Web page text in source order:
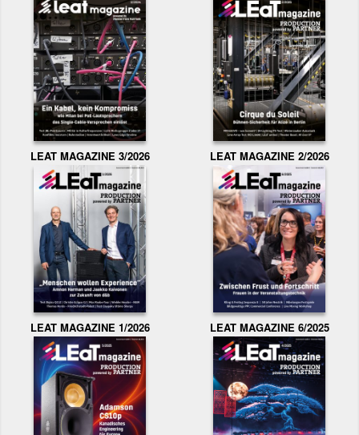
LEAT MAGAZINE 3/2026 LEAT MAGAZINE 2/2026
LEAT MAGAZINE 1/2026 LEAT MAGAZINE 6/2025